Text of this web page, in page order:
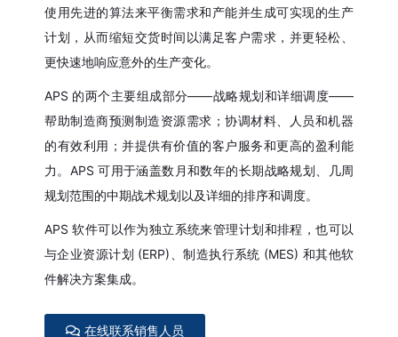
使用先进的算法来平衡需求和产能并生成可实现的生产
计划，从而缩短交货时间以满足客户需求，并更轻松、
更快速地响应意外的生产变化。
APS 的两个主要组成部分——战略规划和详细调度——
帮助制造商预测制造资源需求；协调材料、人员和机器
的有效利用；并提供有价值的客户服务和更高的盈利能
力。APS 可用于涵盖数月和数年的长期战略规划、几周
规划范围的中期战术规划以及详细的排序和调度。
APS 软件可以作为独立系统来管理计划和排程，也可以
与企业资源计划 (ERP)、制造执行系统 (MES) 和其他软
件解决方案集成。
在线联系销售人员